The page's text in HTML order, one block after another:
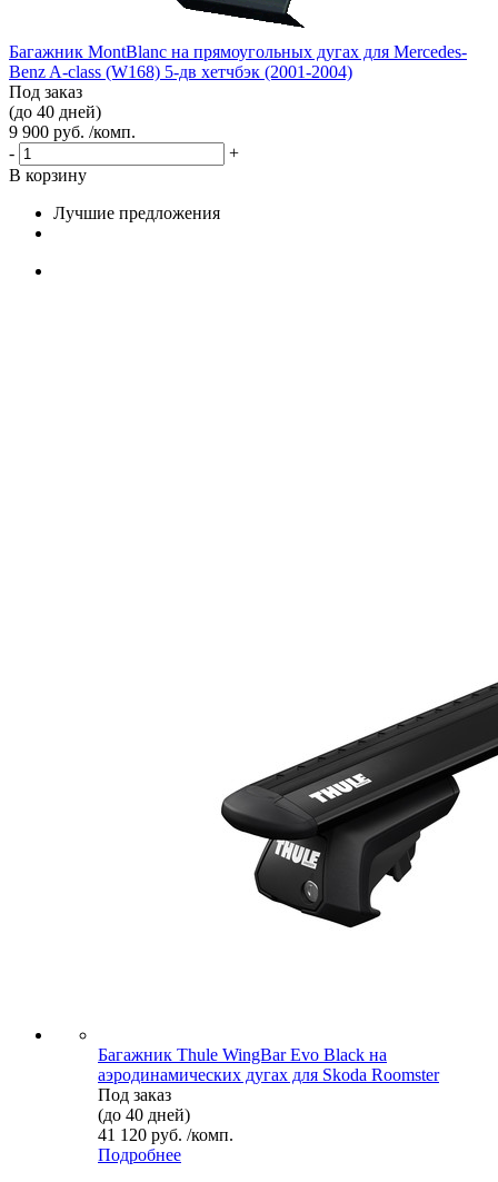
Багажник MontBlanc на прямоугольных дугах для Mercedes-
Benz A-class (W168) 5-дв хетчбэк (2001-2004)
Под заказ
(до 40 дней)
9 900 руб. /комп.
-
+
В корзину
Лучшие предложения
Багажник Thule WingBar Evo Black на
аэродинамических дугах для Skoda Roomster
Под заказ
(до 40 дней)
41 120 руб. /комп.
Подробнее